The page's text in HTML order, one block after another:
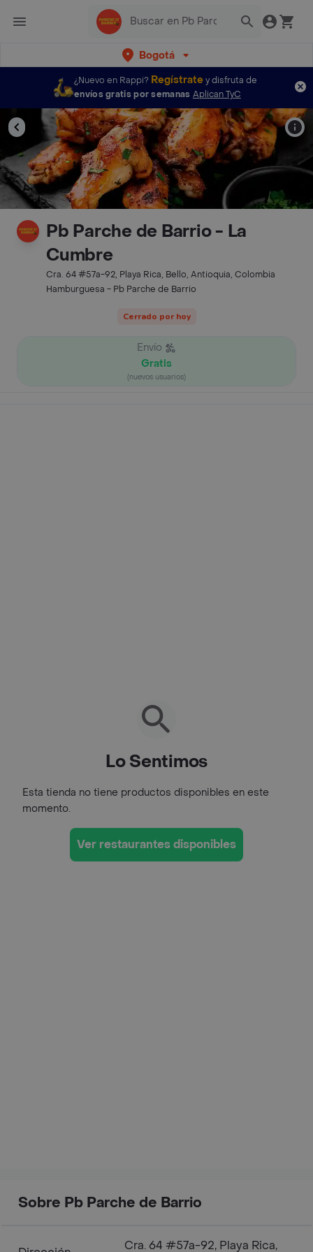
Bogotá
¿Nuevo en Rappi? Regístratey disfruta de
envíos gratis por semanas Aplican TyC
Pb Parche de Barrio - La
Cumbre
Cra. 64 #57a-92, Playa Rica, Bello, Antioquia, Colombia
Hamburguesa - Pb Parche de Barrio
Cerrado por hoy
Envío
Gratis
(nuevos usuarios)
Lo Sentimos
Esta tienda no tiene productos disponibles en este
momento.
Ver restaurantes disponibles
Sobre Pb Parche de Barrio
Cra. 64 #57a-92, Playa Rica,